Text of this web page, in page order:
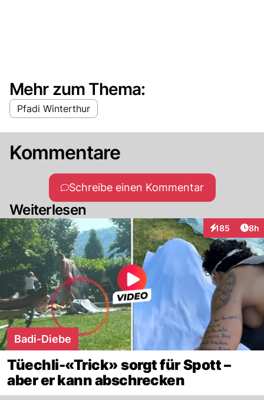
Mehr zum Thema:
Pfadi Winterthur
Kommentare
Schreibe einen Kommentar
Weiterlesen
185
Interaktionen
8h
Badi-Diebe
Tüechli-«Trick» sorgt für Spott –
aber er kann abschrecken